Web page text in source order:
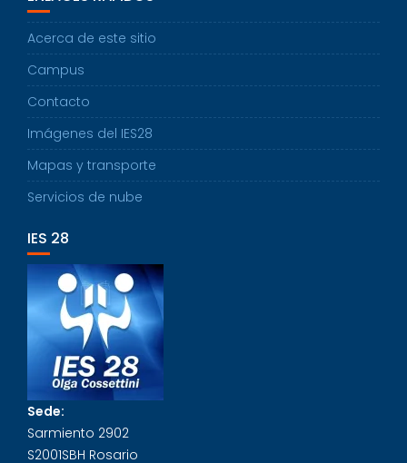
Acerca de este sitio
Campus
Contacto
Imágenes del IES28
Mapas y transporte
Servicios de nube
IES 28
Sede:
Sarmiento 2902
S2001SBH Rosario